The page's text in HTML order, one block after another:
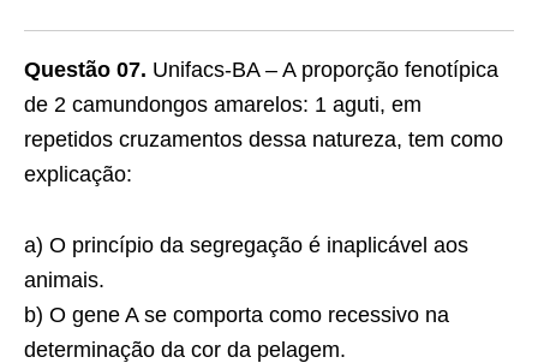
Questão 07. Unifacs-BA – A proporção fenotípica
de 2 camundongos amarelos: 1 aguti, em
repetidos cruzamentos dessa natureza, tem como
explicação:
a) O princípio da segregação é inaplicável aos
animais.
b) O gene A se comporta como recessivo na
determinação da cor da pelagem.